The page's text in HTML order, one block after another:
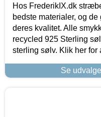
Hos FrederikIX.dk
bedste materialer, og
deres kvalitet. Alle
recycled 925 Sterling
sterling sølv. Klik her for
Se